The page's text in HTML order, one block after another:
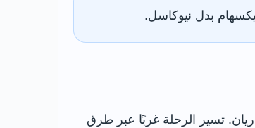
بدل نيوكاسل.
تسير الرحلة غربًا عبر طرق